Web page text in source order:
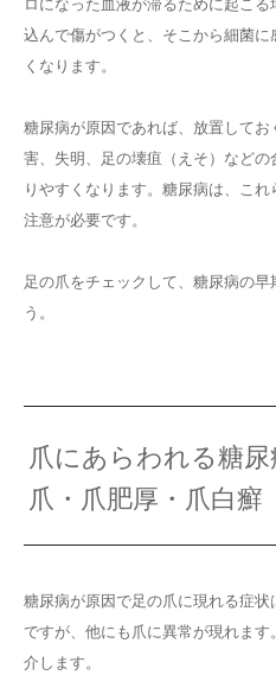
込んで傷がつくと、そこから細菌
くなります。
糖尿病が原因であれば、放置して
害、失明、足の壊疽（えそ）など
りやすくなります。糖尿病は、こ
注意が必要です。
足の爪をチェックして、糖尿病の
う。
爪にあらわれる糖
爪・爪肥厚・爪白癬
糖尿病が原因で足の爪に現れる症
ですが、他にも爪に異常が現れま
介します。